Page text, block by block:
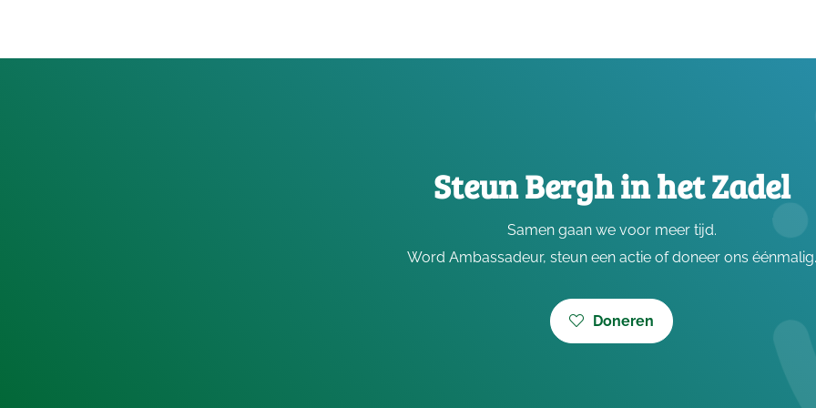
Steun Bergh in het Zadel
Samen gaan we voor meer tijd.
Word Ambassadeur, steun een actie of doneer ons éénmalig.
Doneren